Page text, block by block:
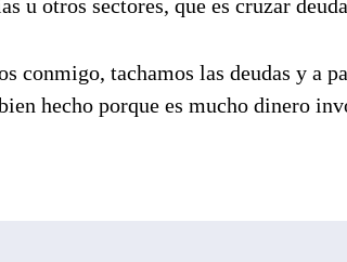
u otros sectores, que es cruzar
conmigo, tachamos las deudas y a
hecho porque es mucho dinero